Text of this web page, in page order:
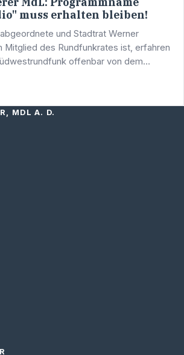
muss erhalten bleiben!
und Stadtrat Werner
Mitglied des Rundfunkrates ist, erfahren
offenbar von dem
MDL A. D.